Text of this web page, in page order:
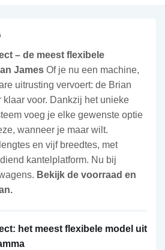
– de meest flexibele
James Of je nu een machine,
uitrusting vervoert: de Brian
klaar voor. Dankzij het unieke
voeg je elke gewenste optie
wanneer je maar wilt.
en vijf breedtes, met
kantelplatform. Nu bij
Bekijk de voorraad en
het meest flexibele model uit